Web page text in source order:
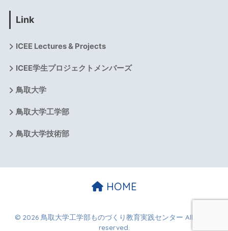
Link
ICEE Lectures & Projects
ICEE学生プロジェクトメンバーズ
鳥取大学
鳥取大学工学部
鳥取大学技術部
HOME
© 2026 鳥取大学工学部ものづくり教育実践センター All rights
reserved.